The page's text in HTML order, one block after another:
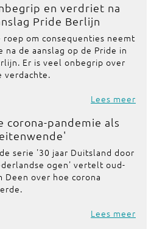
en verdriet na
Pride Berlijn
roep om consequenties neemt
na de aanslag op de Pride in
Er is veel onbegrip over
verdachte.
Lees meer
corona-pandemie als
serie '30 jaar Duitsland door
ogen' vertelt oud-
Deen over hoe corona
Lees meer